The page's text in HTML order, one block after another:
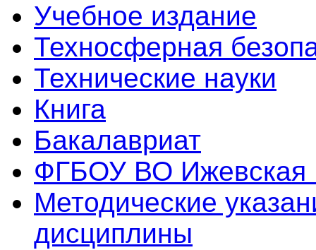
Учебное издание
Техносферная
Технические науки
Книга
Бакалавриат
ФГБОУ ВО Ижевская
Методические
дисциплины